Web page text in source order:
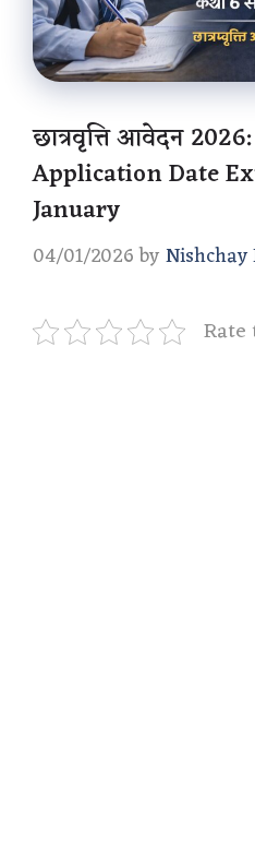
छात्रवृत्ति आवेदन
Application Date
January
04/01/2026 byNishchay